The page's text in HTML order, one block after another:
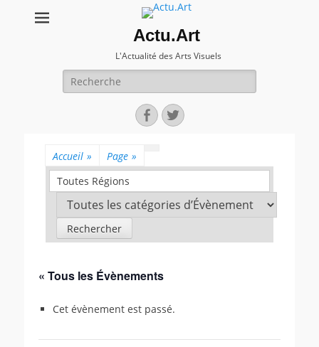
Actu.Art
L'Actualité des Arts Visuels
Recherche
pour:
Facebook
Twitter
Accueil » Page »
Toutes Régions
« Tous les Évènements
Cet évènement est passé.